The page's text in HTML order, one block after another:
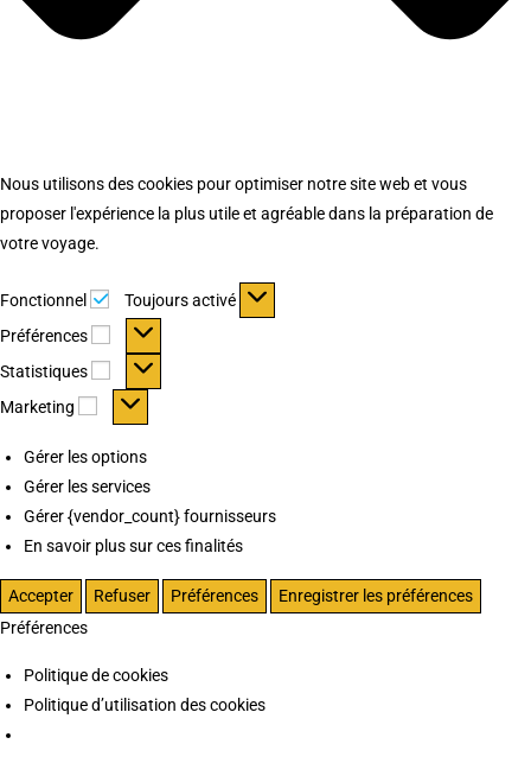
Nous utilisons des cookies pour optimiser notre site web et vous
proposer l'expérience la plus utile et agréable dans la préparation de
votre voyage.
Fonctionnel Fonctionnel
Toujours activé
Préférences
Préférences
Statistiques Statistiques
Marketing Marketing
Gérer les options
Gérer les services
Gérer {vendor_count} fournisseurs
En savoir plus sur ces finalités
Accepter Refuser Préférences
Enregistrer les préférences
Préférences
Politique de cookies
Politique d’utilisation des cookies